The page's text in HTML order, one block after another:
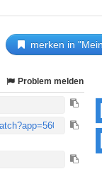
merken in
Problem melden